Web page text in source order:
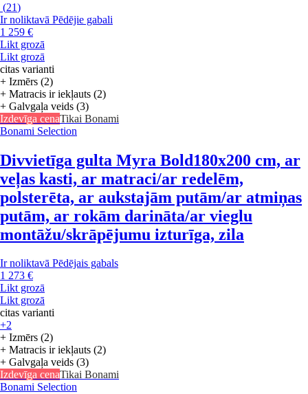
(21)
Ir noliktavā Pēdējie gabali
1 259 €
Likt grozā
Likt grozā
citas varianti
+ Izmērs (2)
+ Matracis ir iekļauts (2)
+ Galvgaļa veids (3)
Izdevīga cenaTikai Bonami
Bonami Selection
Divvietīga gulta Myra Bold180x200 cm, ar
veļas kasti, ar matraci/ar redelēm,
polsterēta, ar aukstajām putām/ar atmiņas
putām, ar rokām darināta/ar vieglu
montāžu/skrāpējumu izturīga, zila
Ir noliktavā Pēdējais gabals
1 273 €
Likt grozā
Likt grozā
citas varianti
+2
+ Izmērs (2)
+ Matracis ir iekļauts (2)
+ Galvgaļa veids (3)
Izdevīga cenaTikai Bonami
Bonami Selection